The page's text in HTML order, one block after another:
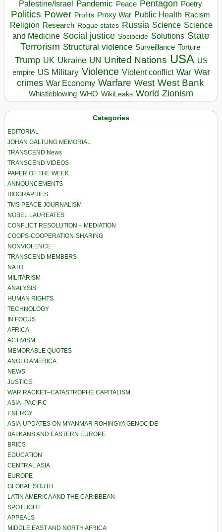
Palestine/Israel Pandemic Peace Pentagon Poetry
Politics Power Profits Proxy War Public Health Racism
Religion Research Rogue states Russia Science Science
and Medicine Social justice Sociocide Solutions State
Terrorism Structural violence Surveillance Torture
Trump UK Ukraine UN United Nations USA US
empire US Military Violence Violent conflict War War
crimes War Economy Warfare West West Bank
Whistleblowing WHO WikiLeaks World Zionism
Categories
EDITORIAL
JOHAN GALTUNG MEMORIAL
TRANSCEND News
TRANSCEND VIDEOS
PAPER OF THE WEEK
ANNOUNCEMENTS
BIOGRAPHIES
TMS PEACE JOURNALISM
NOBEL LAUREATES
CONFLICT RESOLUTION – MEDIATION
COOPS-COOPERATION-SHARING
NONVIOLENCE
TRANSCEND MEMBERS
NATO
MILITARISM
ANALYSIS
HUMAN RIGHTS
TECHNOLOGY
IN FOCUS
AFRICA
ACTIVISM
MEMORABLE QUOTES
ANGLO AMERICA
NEWS
JUSTICE
WAR RACKET–CATASTROPHE CAPITALISM
ASIA–PACIFIC
ENERGY
ASIA-UPDATES ON MYANMAR ROHINGYA GENOCIDE
BALKANS AND EASTERN EUROPE
BRICS
EDUCATION
CENTRAL ASIA
EUROPE
GLOBAL SOUTH
LATIN AMERICA AND THE CARIBBEAN
SPOTLIGHT
APPEALS
MIDDLE EAST AND NORTH AFRICA